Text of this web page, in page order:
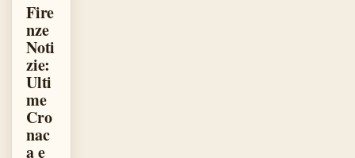
Fire
nze
Noti
zie:
Ulti
me
Cro
nac
a e